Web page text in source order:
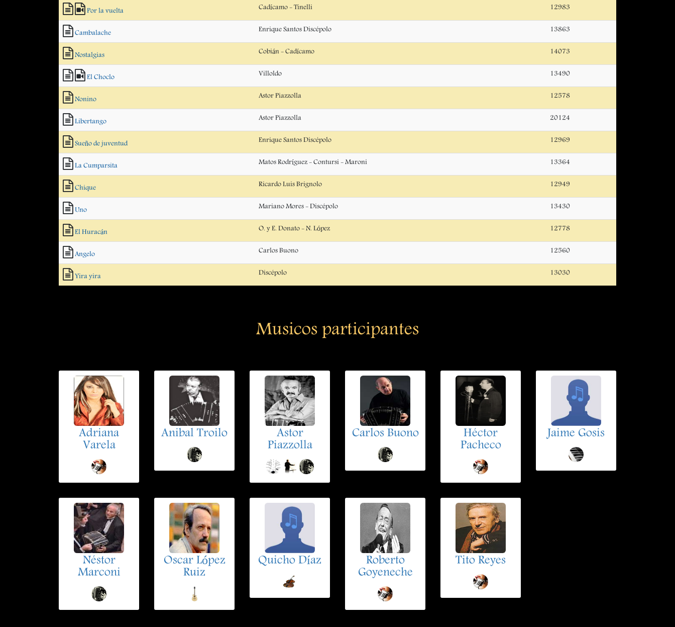
Por la vuelta Cadícamo - Tinelli 12983
Cambalache Enrique Santos Discépolo 13863
Nostalgias Cobián - Cadícamo 14073
El Choclo Villoldo 13490
Nonino Astor Piazzolla 12578
Libertango Astor Piazzolla 20124
Sueño de juventud Enrique Santos Discépolo 12969
La Cumparsita Matos Rodríguez - Contursi - Maroni 13364
Chique Ricardo Luis Brignolo 12949
Uno Mariano Mores - Discépolo 13430
El Huracán O. y E. Donato - N. López 12778
Angelo Carlos Buono 12560
Yira yira Discépolo 13030
Musicos participantes
Adriana
Varela
Anibal Troilo
Astor
Piazzolla
Carlos Buono
Héctor
Pacheco
Jaime Gosis
Néstor
Marconi
Oscar López
Ruiz
Quicho Díaz
Roberto
Goyeneche
Tito Reyes